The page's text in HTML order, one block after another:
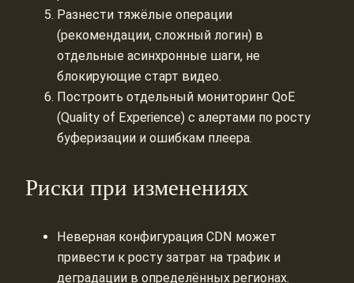
Разнести тяжёлые операции
(рекомендации, сложный логин) в
отдельные асинхронные шаги, не
блокирующие старт видео.
Построить отдельный мониторинг QoE
(Quality of Experience) с алертами по росту
буферизации и ошибкам плеера.
Риски при изменениях
Неверная конфигурация CDN может
привести к росту затрат на трафик и
деградации в определённых регионах.